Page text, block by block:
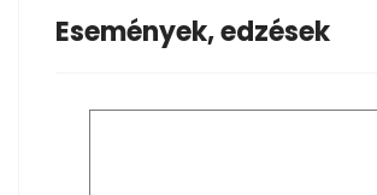
Események, edzések